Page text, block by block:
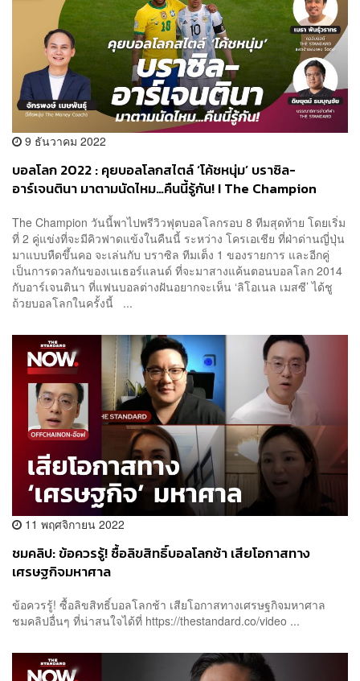
9 ธันวาคม 2022
บอลโลก 2022 : คุยบอลโลกสไตล์ ‘โค้ชหนุ่ม’ บราซิล-
อาร์เจนตินา มาตามนัดไหม…คืนนี้รู้กัน! I The Champion
The Champion วันนี้พาไปพรีวิวฟุตบอลโลกรอบ 8 ทีมสุดท้าย โดยเริ่ม
ที่ 2 คู่แข่งที่จะมีคิวฟาดแข้งในคืนนี้ ระหว่าง โครเอเชีย ที่ฝ่าด่านญี่ปุ่น
มาแบบหืดขึ้นคอ จะเล่นกับ บราซิล ทีมเต็ง 1 ของรายการ และอีกคู่
เป็นการดวลกันของเนเธอร์แลนด์ ที่จะมาสางแค้นตอนบอลโลก 2014
กับอาร์เจนตินา ที่แฟนบอลต่างฝันอยากจะเห็น ‘ลิโอเนล เมสซี’ ได้ชู
ถ้วยบอลโลกในครั้งนี้ ...
11 พฤศจิกายน 2022
ชมคลิป: ข้อควรรู้! ซื้อลิขสิทธิ์บอลโลกช้า เสียโอกาสทาง
เศรษฐกิจมหาศาล
ข้อควรรู้! ซื้อลิขสิทธิ์บอลโลกช้า เสียโอกาสทางเศรษฐกิจมหาศาล
ชมคลิปอื่นๆ ที่น่าสนใจได้ที่ https://thestandard.co/video ...